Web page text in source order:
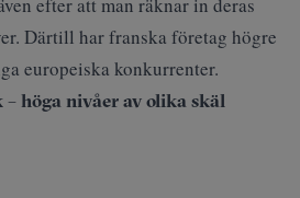
Därtill har franska företag högre
europeiska konkurrenter.
höga nivåer av olika skäl